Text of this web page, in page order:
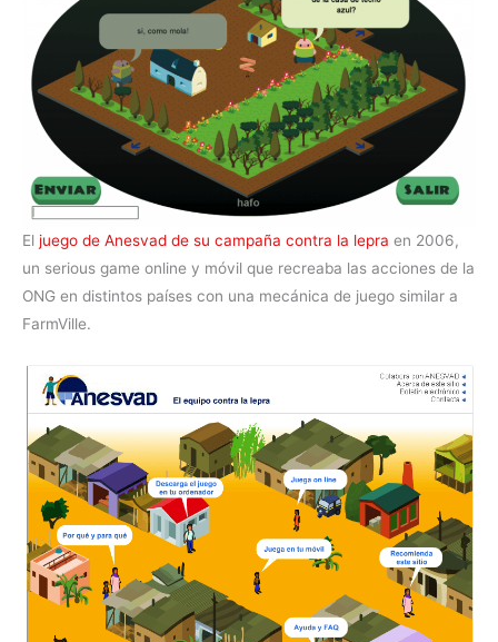
El juego de Anesvad de su campaña contra la lepra en 2006,
un serious game online y móvil que recreaba las acciones de la
ONG en distintos países con una mecánica de juego similar a
FarmVille.